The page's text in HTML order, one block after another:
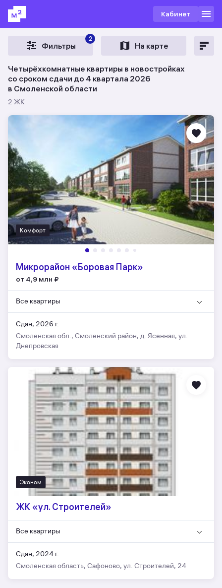
Кабинет
Фильтры
2
На карте
Четырёхкомнатные квартиры в новостройках
со сроком сдачи до 4 квартала 2026
в Смоленской области
2 ЖК
Комфорт
Микрорайон «Боровая Парк»
от 4,9 млн ₽
Все квартиры
Сдан, 2026 г.
Смоленская обл., Смоленский район, д. Ясенная, ул.
Днепровская
Эконом
ЖК «ул. Строителей»
Все квартиры
Сдан, 2024 г.
Смоленская область, Сафоново, ул. Строителей, 24